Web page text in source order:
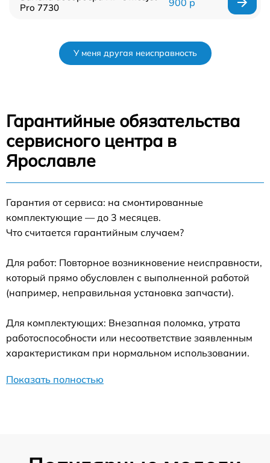
Pro 7730
900 р
У меня другая неисправность
Гарантийные обязательства
сервисного центра в
Ярославле
Гарантия от сервиса: на смонтированные
комплектующие — до 3 месяцев.
Что считается гарантийным случаем?
Для работ: Повторное возникновение неисправности,
который прямо обусловлен с выполненной работой
(например, неправильная установка запчасти).
Для комплектующих: Внезапная поломка, утрата
работоспособности или несоответствие заявленным
характеристикам при нормальном использовании.
Показать полностью